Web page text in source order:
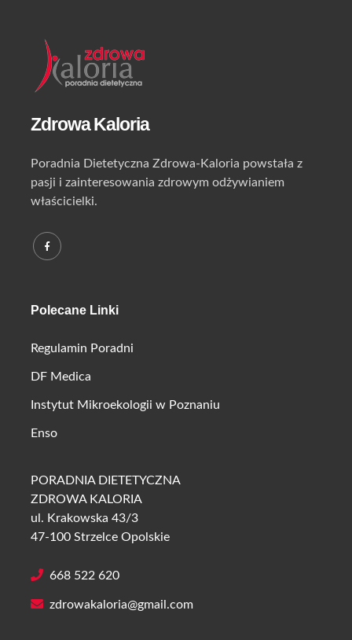
Zdrowa Kaloria
Poradnia Dietetyczna Zdrowa-Kaloria powstała z
pasji i zainteresowania zdrowym odżywianiem
właścicielki.
Polecane Linki
Regulamin Poradni
DF Medica
Instytut Mikroekologii w Poznaniu
Enso
PORADNIA DIETETYCZNA
ZDROWA KALORIA
ul. Krakowska 43/3
47-100 Strzelce Opolskie
668 522 620
zdrowakaloria@gmail.com